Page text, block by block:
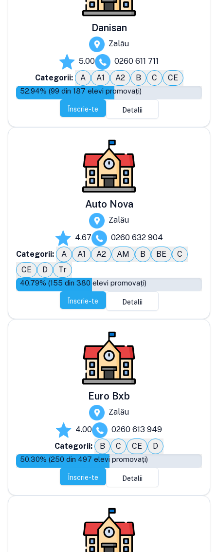
Danisan
Zalău
5.00
0260 611 711
Categorii:
A A1 A2 B C CE
52.94% (99 din 187 elevi promovați)
Înscrie-te Detalii
Auto Nova
Zalău
4.67
0260 632 904
Categorii:
A A1 A2 AM B BE
C
CE
D Tr
40.79% (155 din 380 elevi promovați)
Înscrie-te Detalii
Euro Bxb
Zalău
4.00
0260 613 949
Categorii:
B C CE D
50.30% (250 din 497 elevi promovați)
Înscrie-te Detalii